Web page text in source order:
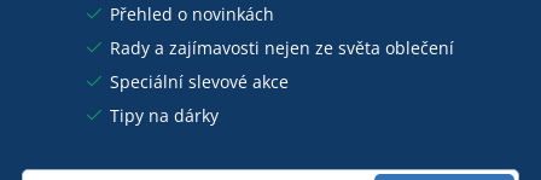
Přehled o novinkách
Rady a zajímavosti nejen ze světa oblečení
Speciální slevové akce
Tipy na dárky